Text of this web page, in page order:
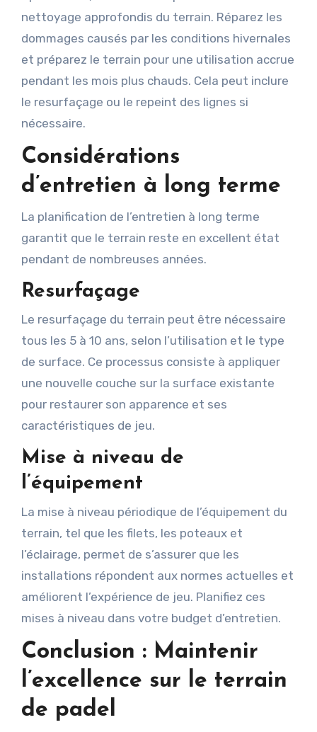
nettoyage approfondis du terrain. Réparez les
dommages causés par les conditions hivernales
et préparez le terrain pour une utilisation accrue
pendant les mois plus chauds. Cela peut inclure
le resurfaçage ou le repeint des lignes si
nécessaire.
Considérations
d’entretien à long terme
La planification de l’entretien à long terme
garantit que le terrain reste en excellent état
pendant de nombreuses années.
Resurfaçage
Le resurfaçage du terrain peut être nécessaire
tous les 5 à 10 ans, selon l’utilisation et le type
de surface. Ce processus consiste à appliquer
une nouvelle couche sur la surface existante
pour restaurer son apparence et ses
caractéristiques de jeu.
Mise à niveau de
l’équipement
La mise à niveau périodique de l’équipement du
terrain, tel que les filets, les poteaux et
l’éclairage, permet de s’assurer que les
installations répondent aux normes actuelles et
améliorent l’expérience de jeu. Planifiez ces
mises à niveau dans votre budget d’entretien.
Conclusion : Maintenir
l’excellence sur le terrain
de padel